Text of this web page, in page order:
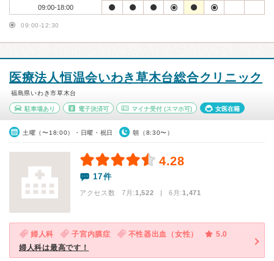
09:00-18:00
09:00-12:30
医療法人恒温会いわき草木台総合クリニック
福島県いわき市草木台
駐車場あり 電子決済可 マイナ受付 (スマホ可) 女医在籍
土曜（〜18:00）・日曜・祝日 朝（8:30〜）
4.28
17件
アクセス数 7月:1,522 | 6月:1,471
婦人科 子宮内膜症 不性器出血（女性）
5.0
婦人科は最高です！